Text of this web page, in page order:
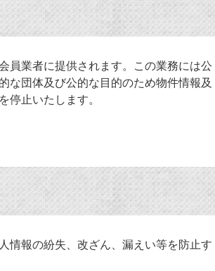
員業者に提供されます。この業務には公
な団体及び公的な目的のため物件情報及
停止いたします。
情報の紛失、改ざん、漏えい等を防止す